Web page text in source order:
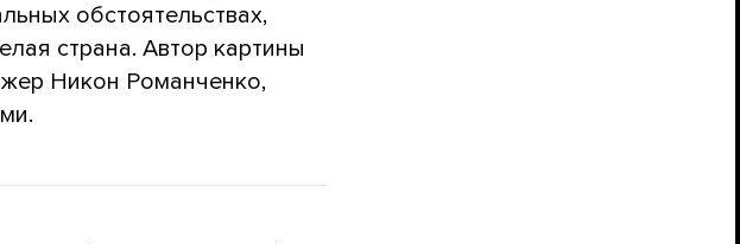
обстоятельствах,
страна. Автор картины
Никон Романченко,